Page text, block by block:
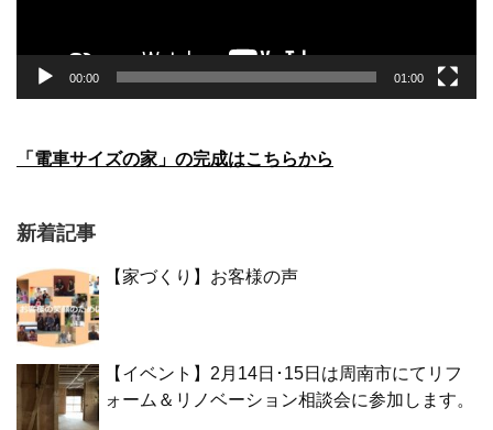
00:00 01:00
「電車サイズの家」の完成はこちらから
新着記事
【家づくり】お客様の声
【イベント】2月14日･15日は周南市にてリフ
ォーム＆リノベーション相談会に参加します。